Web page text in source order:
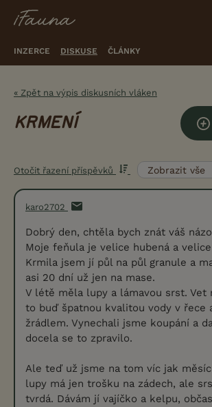
INZERCE DISKUSE ČLÁNKY
« Zpět na výpis diskusních vláken
KRMENÍ
Otočit řazení příspěvků
karo2702
Dobrý den, chtěla bych znát váš
Moje feňula je velice hubená a
Krmila jsem jí půl na půl granule a
asi 20 dní už jen na mase.
V létě měla lupy a lámavou srst. Vet
to buď špatnou kvalitou vody v řece
žrádlem. Vynechali jsme koupání a
docela se to zpravilo.
Ale teď už jsme na tom víc jak
lupy má jen trošku na zádech, ale
tvrdá. Dávám jí vajíčko a kelpu,